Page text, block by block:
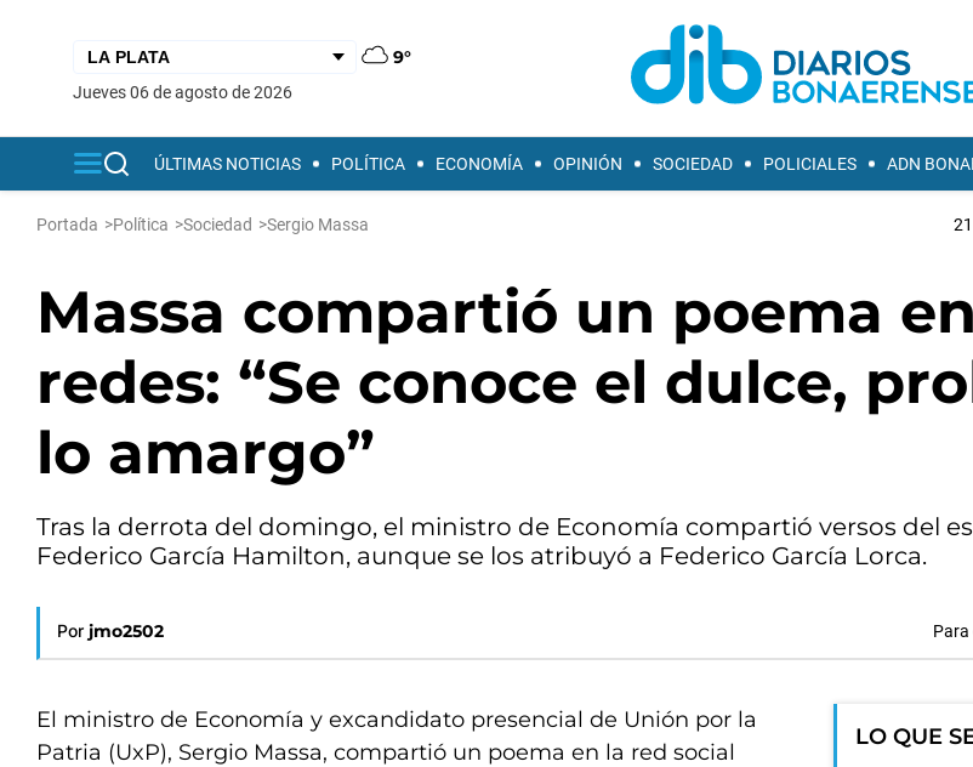
9°
jueves 06 de agosto de 2026
ÚLTIMAS NOTICIAS POLÍTICA ECONOMÍA OPINIÓN SOCIEDAD POLICIALES ADN
Portada >Política >Sociedad >Sergio Massa
Massa compartió un poema
redes: “Se conoce el dulce,
lo amargo”
Tras la derrota del domingo, el ministro de Economía compartió versos del
Federico García Hamilton, aunque se los atribuyó a Federico García Lorca.
Por jmo2502
El ministro de Economía y excandidato presencial de Unión por la
Patria (UxP), Sergio Massa, compartió un poema en la red social
LO QUE